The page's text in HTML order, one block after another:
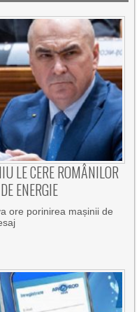
LE CERE ROMÂNILOR
ENERGIE
ore porinirea mașinii de